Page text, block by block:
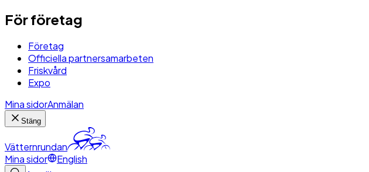
För företag
Företag
Officiella partnersamarbeten
Friskvård
Expo
Mina sidorAnmälan
Stäng
Vätternrundan
Mina sidor
English